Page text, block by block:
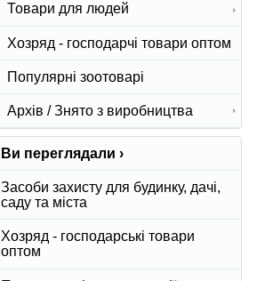
Товари для людей
Хозряд - господарчі товари оптом
Популярні зоотоварі
Архів / Знято з виробництва
Ви переглядали ›
Засоби захисту для будинку, дачі,
саду та міста
Хозряд - господарські товари
оптом